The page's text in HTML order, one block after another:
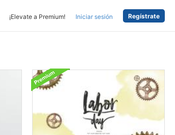
¡Elevate a Premium! Iniciar sesión Regístrate